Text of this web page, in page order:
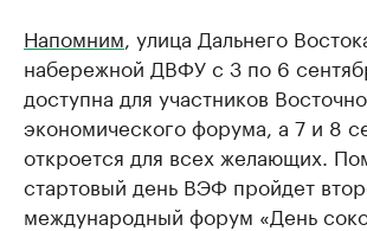
Напомним , улица Дальнего
набережной ДВФУ с 3 по 6
доступна для участников
экономического форума, а 7 и 8
откроется для всех желающих.
стартовый день ВЭФ пройдет
международный форум «День